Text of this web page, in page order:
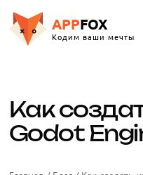
APPFOX
Кодим ваши мечты
Как
Godot